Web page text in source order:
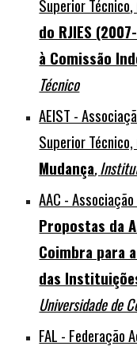
Superior Técnico
do RJIES
à Comissão
Técnico
AEIST -
Superior
Mudança,
AAC -
Propostas da
Coimbra para
das
Universidade de
FAL - Federação